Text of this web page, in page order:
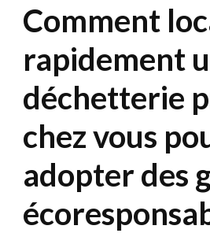
Comment
rapidement
déchetterie
chez vous
adopter des